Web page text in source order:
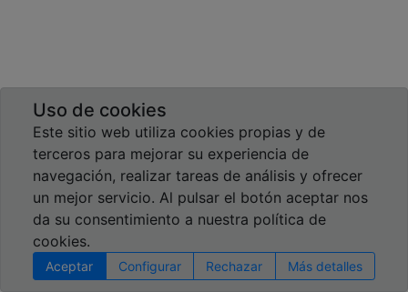
Uso de cookies
Este sitio web utiliza cookies propias y de
terceros para mejorar su experiencia de
navegación, realizar tareas de análisis y ofrecer
un mejor servicio. Al pulsar el botón aceptar nos
da su consentimiento a nuestra política de
cookies.
Aceptar Configurar Rechazar Más detalles